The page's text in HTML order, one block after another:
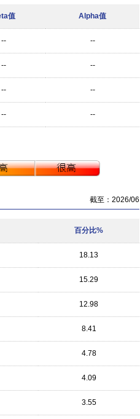
值 Alpha值
-- --
-- --
-- --
-- --
截至：2026/06
百分比%
18.13
15.29
12.98
8.41
4.78
4.09
3.55